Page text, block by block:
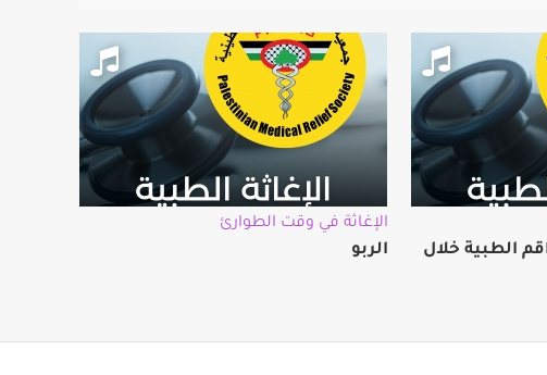
الطبية خلال
الإغاثة في وقت الطوارئ
الربو